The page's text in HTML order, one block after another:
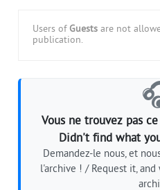
Users of Guests are not
publication.
Vous ne trouvez pas
Didn't find what
Demandez-le nous, et
l'archive ! / Request it,